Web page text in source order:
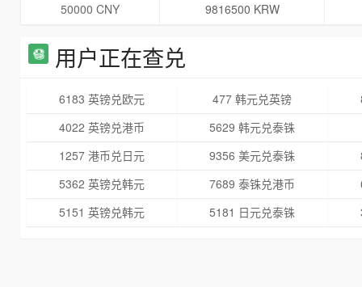
50000 CNY
9816500 KRW
用户正在查兑
6183 英镑兑欧元 477 韩元兑英镑
4022 英镑兑港币
5629 韩元兑泰铢
1257 港币兑日元
9356 美元兑泰铢
5362 英镑兑韩元
7689 泰铢兑港币
5151 英镑兑韩元
5181 日元兑泰铢